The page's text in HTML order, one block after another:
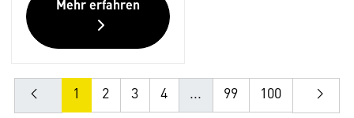
Mehr erfahren
1 2 3 4 ... 99 100